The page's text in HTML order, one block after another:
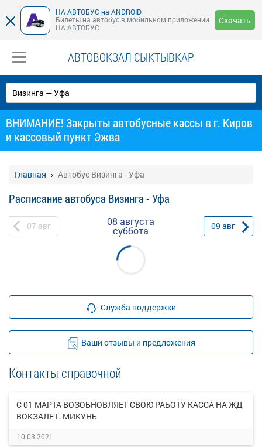
НА АВТОБУС на ANDROID
Билеты на автобус в мобильном приложении
НА АВТОБУС
Скачать
АВТОВОКЗАЛ СЫКТЫВКАР
ВНИМАНИЕ! Закрыты автобусные кассы в г. Киров
и кассовый пункт Эжва
Главная Автобус Визинга - Уфа
Расписание автобуса Визинга - Уфа
07 авг 08 августа
суббота 09 авг
Служба поддержки
Ваши отзывы и предложения
Контакты справочной
С 01 МАРТА ВОЗОБНОВЛЯЕТ СВОЮ РАБОТУ КАССА НА ЖД
ВОКЗАЛЕ Г. МИКУНЬ
10.03.2021